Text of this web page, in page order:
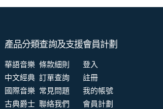
產品分類
華語音樂
中文經典
國際音樂
古典爵士
查詢及支援
條款細則
訂單查詢
常見問題
聯絡我們
會員計劃
登入
註冊
我的帳號
會員計劃